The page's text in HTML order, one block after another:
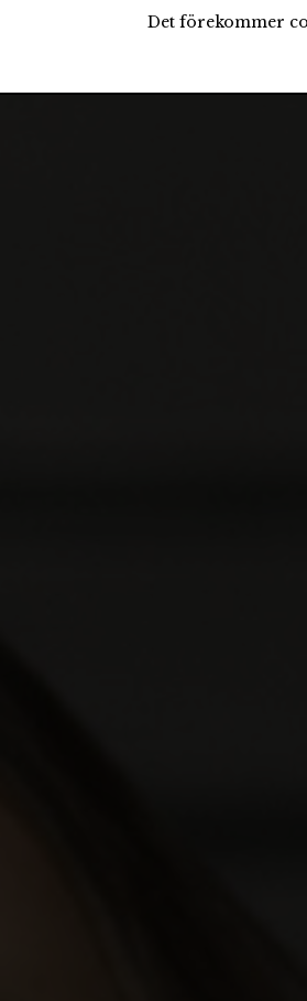
Det förekommer